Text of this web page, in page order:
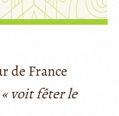
de France
« voit fêter le